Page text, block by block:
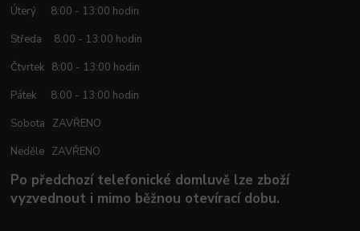
Úterý 8:00 - 13:00 hodin
Středa 8:00 - 13:00 hodin
Čtvrtek 8:00 - 13:00 hodin
Pátek 8:00 - 13:00 hodin
Sobota ZAVŘENO
Neděle ZAVŘENO
Po předchozí telefonické domluvě lze zboží
vyzvednout i mimo běžnou otevírací dobu.